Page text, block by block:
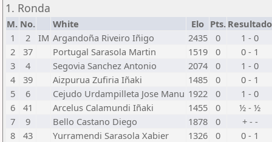
1. Ronda
M. No. White Elo Pts. Resultado
1
2 IM Argandoña Riveiro Iñigo 2435 0
1 - 0
2
37 Portugal Sarasola Martin 1519 0
0 - 1
3
4 Segovia Sanchez Antonio 2074 0
1 - 0
4
39 Aizpurua Zufiria Iñaki 1485 0
0 - 1
5
6 Cejudo Urdampilleta Jose Manu 1922 0
1 - 0
6
41 Arcelus Calamundi Iñaki 1455 0
½ - ½
7
9 Bello Castano Diego 1878 0
+ - -
8
43 Yurramendi Sarasola Xabier 1326 0
0 - 1